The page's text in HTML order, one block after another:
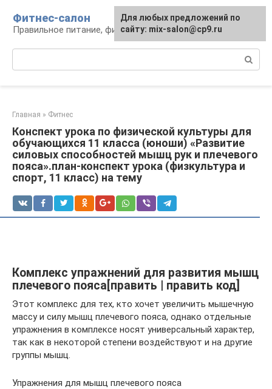
контенту
Фитнес-салон
Правильное питание, фитнес, образ жизни
Главная » Фитнес
Конспект урока по физической культуры для
обучающихся 11 класса (юноши) «Развитие
силовых способностей мышц рук и плечевого
пояса».план-конспект урока (физкультура и
спорт, 11 класс) на тему
Комплекс упражнений для развития мышц
плечевого пояса[править | править код]
Этот комплекс для тех, кто хочет увеличить мышечную
массу и силу мышц плечевого пояса, однако отдельные
упражнения в комплексе носят универсальный характер,
так как в некоторой степени воздействуют и на другие
группы мышц.
Упражнения для мышц плечевого пояса
Для любых предложений по
сайту: mix-salon@cp9.ru